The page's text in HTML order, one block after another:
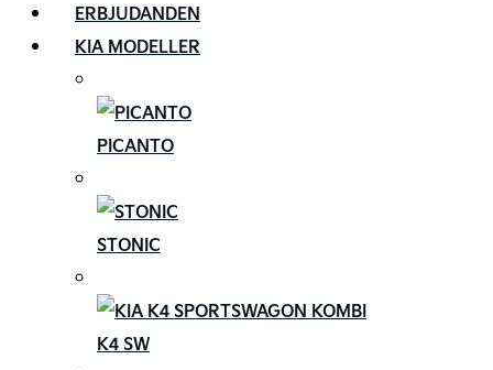
ERBJUDANDEN
KIA MODELLER
PICANTO
STONIC
K4 SW